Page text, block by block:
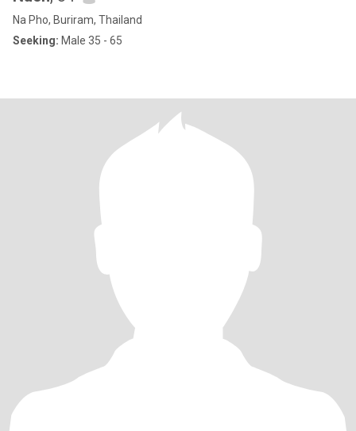
Na Pho, Buriram, Thailand
Seeking: Male 35 - 65